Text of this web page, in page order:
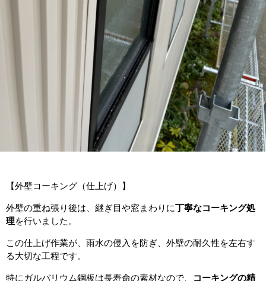
【外壁コーキング（仕上げ）】
外壁の重ね張り後は、継ぎ目や窓まわりに丁寧なコーキング処
理を行いました。
この仕上げ作業が、雨水の侵入を防ぎ、外壁の耐久性を左右す
る大切な工程です。
特にガルバリウム鋼板は長寿命の素材なので、
コーキングの精